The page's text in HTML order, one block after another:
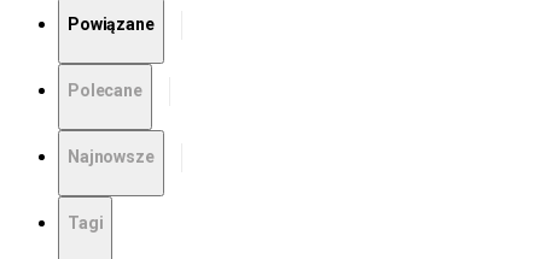
Powiązane
Polecane
Najnowsze
Tagi